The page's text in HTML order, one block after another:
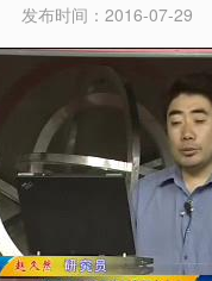
发布时间：2016-07-29